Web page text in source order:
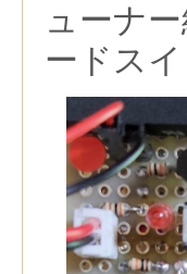
ューナ
ードス